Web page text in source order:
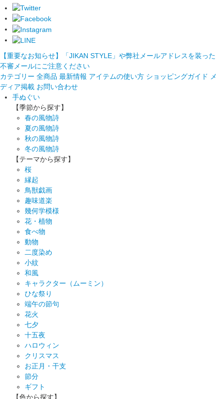
【重要なお知らせ】「JIKAN STYLE」や弊社メールアドレスを装った
不審メールにご注意ください
カテゴリー 全商品 最新情報 アイテムの使い方 ショッピングガイド
メ
ディア掲載 お問い合わせ
手ぬぐい
【季節から探す】
春の風物詩
夏の風物詩
秋の風物詩
冬の風物詩
【テーマから探す】
桜
縁起
鳥獣戯画
趣味道楽
幾何学模様
花・植物
食べ物
動物
二度染め
小紋
和風
キャラクター（ムーミン）
ひな祭り
端午の節句
花火
七夕
十五夜
ハロウィン
クリスマス
お正月・干支
節分
ギフト
【色から探す】